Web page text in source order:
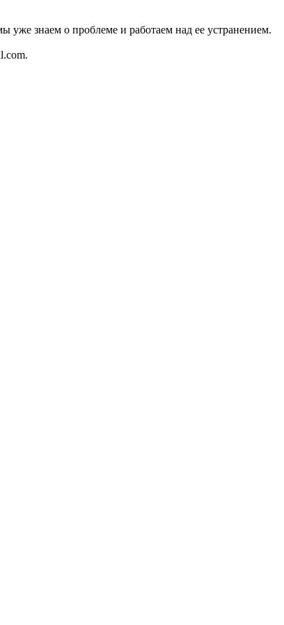
уже знаем о проблеме и работаем над ее устранением.